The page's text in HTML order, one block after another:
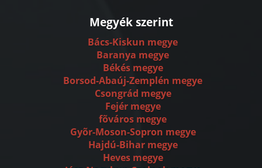
Megyék szerint
Bács-Kiskun megye
Baranya megye
Békés megye
Borsod-Abaúj-Zemplén megye
Csongrád megye
Fejér megye
fõváros megye
Gyõr-Moson-Sopron megye
Hajdú-Bihar megye
Heves megye